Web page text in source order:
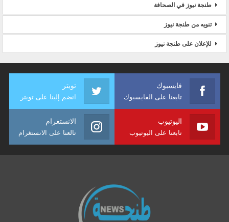
طنجة نيوز في الصحافة
تنويه من طنجة نيوز
للإعلان على طنجة نيوز
فايسبوك
تابعنا على الفايسبوك
تويتر
انضم إلينا على تويتر
اليوتيوب
تابعنا على اليوتيوب
الانستغرام
تالعنا على الانستغرام